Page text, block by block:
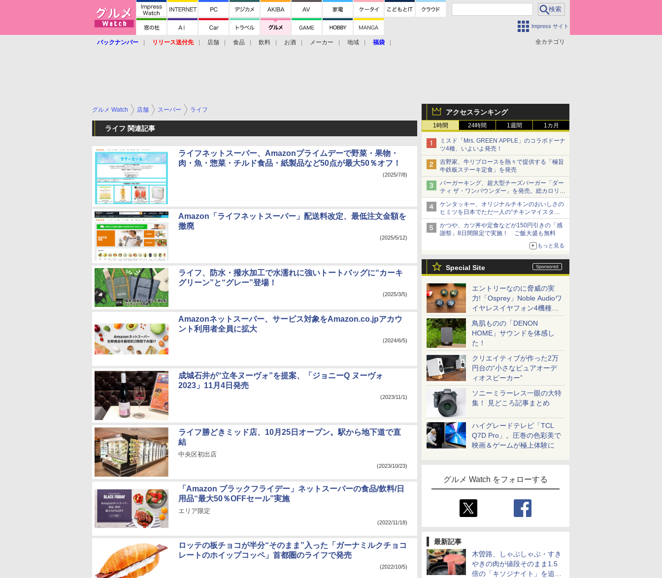
Impress サイト
全カテゴリ
バックナンバー リリース送付先 店舗 食品 飲料 お酒 メーカー 地域 福袋
アクセスランキング
1時間 24時間 1週間 1カ月
ミスド「Mrs. GREEN APPLE」のコラボドーナ
ツ4種、いよいよ発売！
吉野家、牛リブロースを熱々で提供する「極旨
牛鉄板ステーキ定食」を発売
バーガーキング、超大型チーズバーガー「ダー
ティ ザ・ワンパウンダー」を発売。総カロリー
約1656kcal、総重量約527g！
ケンタッキー、オリジナルチキンのおいしさの
ヒミツを日本でただ一人の“チキンマイスタ
ー”笠原氏から学んできた
かつや、カツ丼や定食などが150円引きの「感
謝祭」8日間限定で実施！ ご飯大盛も無料
もっと見る
Special Site
エントリーなのに脅威の実
力!「Osprey」Noble Audioワ
イヤレスイヤフォン4機種を
一気に聴く
鳥肌ものの「DENON
HOME」サウンドを体感し
た！
クリエイティブが作った2万
円台の“小さなピュアオーデ
ィオスピーカー”
ソニーミラーレス一眼の大特
集！ 見どころ記事まとめ
ハイグレードテレビ「TCL
Q7D Pro」。圧巻の色彩美で
映画＆ゲームが極上体験に
グルメ Watch をフォローする
最新記事
木曽路、しゃぶしゃぶ・すき
やきの肉が値段そのまま1.5
倍の「キソジナイト」を追加
グルメ Watch 店舗 スーパー ライフ
ライフ 関連記事
ライフネットスーパー、Amazonプライムデーで野菜・果物・
肉・魚・惣菜・チルド食品・紙製品など50点が最大50％オフ！
(2025/7/8)
Amazon「ライフネットスーパー」配送料改定、最低注文金額を
撤廃
(2025/5/12)
ライフ、防水・撥水加工で水濡れに強いトートバッグに“カーキ
グリーン”と“グレー”登場！
(2025/3/5)
Amazonネットスーパー、サービス対象をAmazon.co.jpアカウ
ント利用者全員に拡大
(2024/6/5)
成城石井が“立冬ヌーヴォ”を提案、「ジョニーQ ヌーヴォ
2023」11月4日発売
(2023/11/1)
ライフ勝どきミッド店、10月25日オープン。駅から地下道で直
結
中央区初出店
(2023/10/23)
「Amazon ブラックフライデー」ネットスーパーの食品/飲料/日
用品“最大50％OFFセール”実施
エリア限定
(2022/11/18)
ロッテの板チョコが半分“そのまま”入った「ガーナミルクチョコ
レートのホイップコッペ」首都圏のライフで発売
(2022/10/5)